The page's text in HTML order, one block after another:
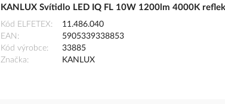
KANLUX Svítidlo LED IQ FL 10W 1200lm 4000K
Kód ELFETEX
11.486.040
EAN
5905339338853
Kód výrobce
33885
Značka
KANLUX